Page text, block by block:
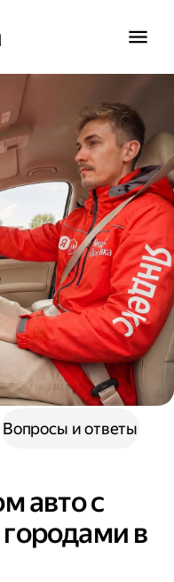
Автокурьер
авто с
в
Вопросы и ответы